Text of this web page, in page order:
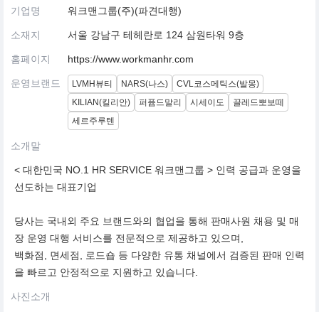
기업명 워크맨그룹(주)(파견대행)
소재지 서울 강남구 테헤란로 124 삼원타워 9층
홈페이지 https://www.workmanhr.com
운영브랜드 LVMH뷰티 NARS(나스)
CVL코스메틱스(발몽)
KILIAN(킬리안)
퍼퓸드말리 시세이도
끌레드뽀보떼
세르주루텐
소개말
< 대한민국 NO.1 HR SERVICE 워크맨그룹 > 인력 공급과 운영을
선도하는 대표기업
당사는 국내외 주요 브랜드와의 협업을 통해 판매사원 채용 및 매
장 운영 대행 서비스를 전문적으로 제공하고 있으며,
백화점, 면세점, 로드숍 등 다양한 유통 채널에서 검증된 판매 인력
을 빠르고 안정적으로 지원하고 있습니다.
사진소개